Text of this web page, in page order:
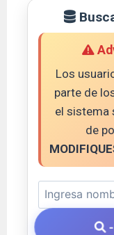
Los
parte de
el sistema
de